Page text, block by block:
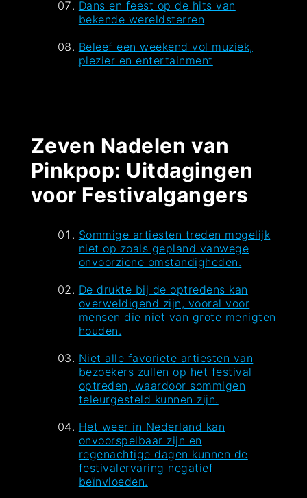
Dans en feest op de hits van
bekende wereldsterren
Beleef een weekend vol muziek,
plezier en entertainment
Zeven Nadelen van
Pinkpop: Uitdagingen
voor Festivalgangers
Sommige artiesten treden mogelijk
niet op zoals gepland vanwege
onvoorziene omstandigheden.
De drukte bij de optredens kan
overweldigend zijn, vooral voor
mensen die niet van grote menigten
houden.
Niet alle favoriete artiesten van
bezoekers zullen op het festival
optreden, waardoor sommigen
teleurgesteld kunnen zijn.
Het weer in Nederland kan
onvoorspelbaar zijn en
regenachtige dagen kunnen de
festivalervaring negatief
beïnvloeden.